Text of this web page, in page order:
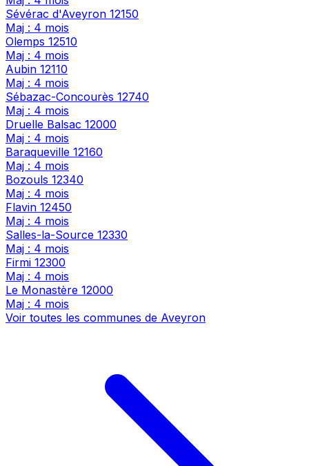
Sévérac d'Aveyron 12150
Maj : 4 mois
Olemps 12510
Maj : 4 mois
Aubin 12110
Maj : 4 mois
Sébazac-Concourès 12740
Maj : 4 mois
Druelle Balsac 12000
Maj : 4 mois
Baraqueville 12160
Maj : 4 mois
Bozouls 12340
Maj : 4 mois
Flavin 12450
Maj : 4 mois
Salles-la-Source 12330
Maj : 4 mois
Firmi 12300
Maj : 4 mois
Le Monastère 12000
Maj : 4 mois
Voir toutes les communes de Aveyron